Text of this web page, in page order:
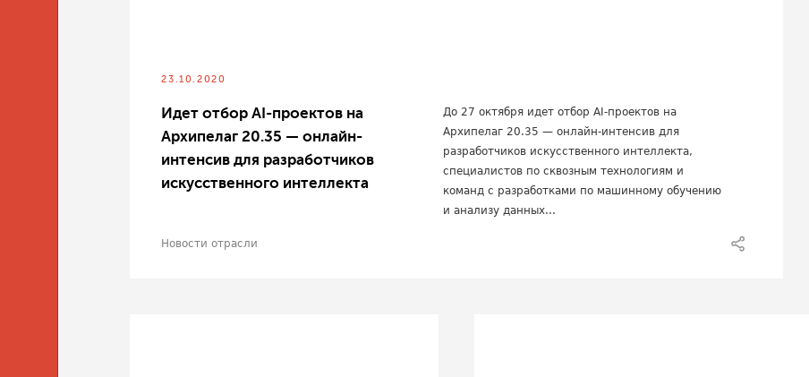
23.10.2020
Идет отбор AI-проектов на
Архипелаг 20.35 — онлайн-
интенсив для разработчиков
искусственного интеллекта
До 27 октября идет отбор AI-проектов на
Архипелаг 20.35 — онлайн-интенсив для
разработчиков искусственного интеллекта,
специалистов по сквозным технологиям и
команд с разработками по машинному обучению
и анализу данных...
Новости отрасли